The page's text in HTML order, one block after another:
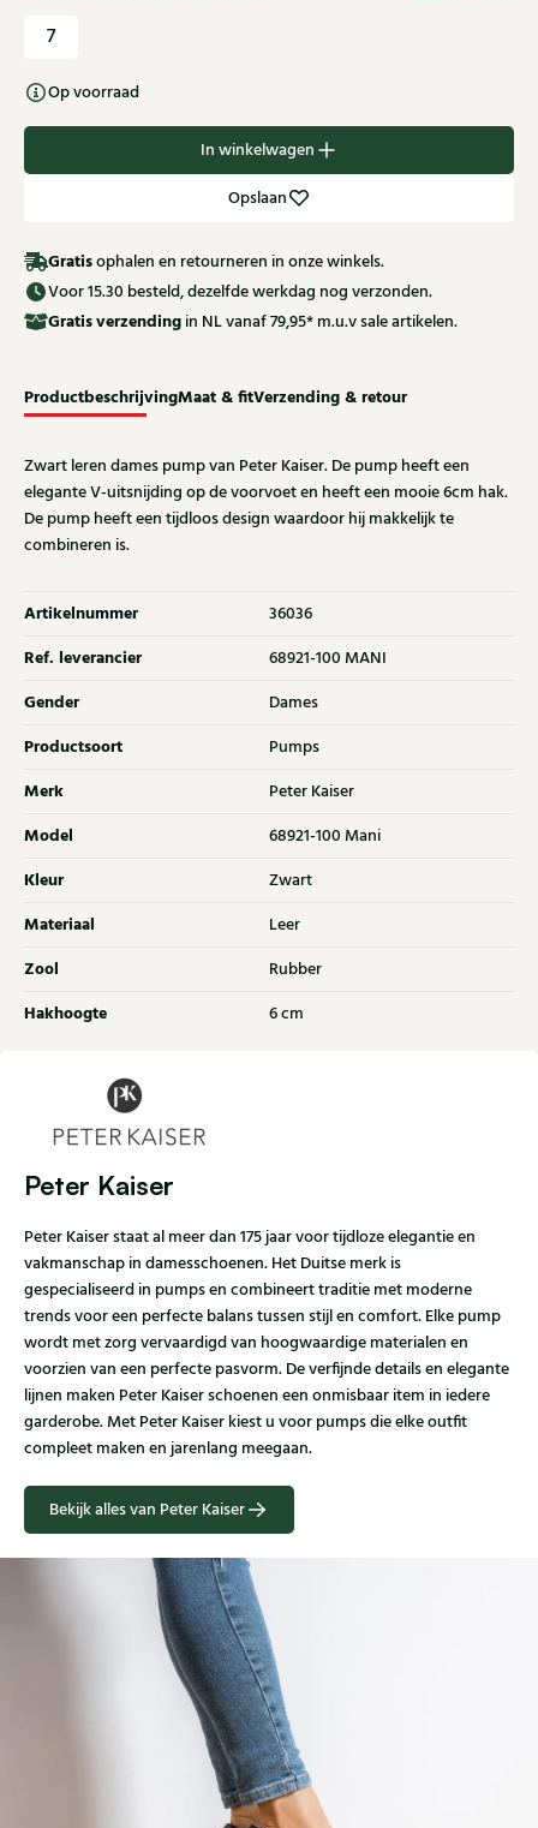
7
Op voorraad
In winkelwagen
Opslaan
Gratisophalen en retourneren in onze winkels.
Voor 15.30 besteld, dezelfde werkdag nog verzonden.
Gratisverzending in NL vanaf 79,95* m.u.v sale artikelen.
ProductbeschrijvingMaat & fitVerzending & retour
Zwart leren dames pump van Peter Kaiser. De pump heeft een
elegante V-uitsnijding op de voorvoet en heeft een mooie 6cm hak.
De pump heeft een tijdloos design waardoor hij makkelijk te
combineren is.
Artikelnummer 36036
Ref. leverancier 68921-100 MANI
Gender Dames
Productsoort Pumps
Merk Peter Kaiser
Model 68921-100 Mani
Kleur Zwart
Materiaal Leer
Zool Rubber
Hakhoogte 6 cm
Peter Kaiser
Peter Kaiser staat al meer dan 175 jaar voor tijdloze elegantie en
vakmanschap in damesschoenen. Het Duitse merk is
gespecialiseerd in pumps en combineert traditie met moderne
trends voor een perfecte balans tussen stijl en comfort. Elke pump
wordt met zorg vervaardigd van hoogwaardige materialen en
voorzien van een perfecte pasvorm. De verfijnde details en elegante
lijnen maken Peter Kaiser schoenen een onmisbaar item in iedere
garderobe. Met Peter Kaiser kiest u voor pumps die elke outfit
compleet maken en jarenlang meegaan.
Bekijk alles van Peter Kaiser